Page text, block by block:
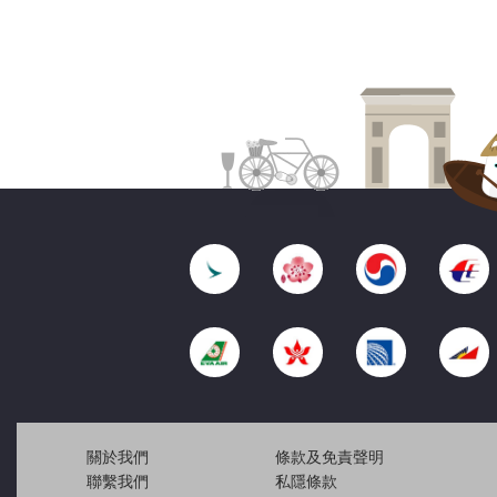
關於我們
聯繫我們
條款及免責聲明
私隱條款